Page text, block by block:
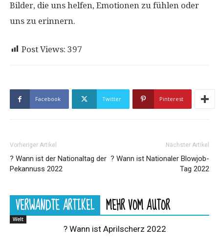
Bilder, die uns helfen, Emotionen zu fühlen oder
uns zu erinnern.
Post Views: 397
Facebook Twitter Pinterest
Vorheriger Artikel
? Wann ist der Nationaltag der
Pekannuss 2022
Nächster Artikel
? Wann ist Nationaler Blowjob-
Tag 2022
VERWANDTE ARTIKEL MEHR VOM AUTOR
Welt
? Wann ist Aprilscherz 2022